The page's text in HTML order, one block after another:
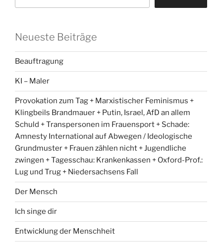
Neueste Beiträge
Beauftragung
KI – Maler
Provokation zum Tag + Marxistischer Feminismus +
Klingbeils Brandmauer + Putin, Israel, AfD an allem
Schuld + Transpersonen im Frauensport + Schade:
Amnesty International auf Abwegen / Ideologische
Grundmuster + Frauen zählen nicht + Jugendliche
zwingen + Tagesschau: Krankenkassen + Oxford-Prof.:
Lug und Trug + Niedersachsens Fall
Der Mensch
Ich singe dir
Entwicklung der Menschheit